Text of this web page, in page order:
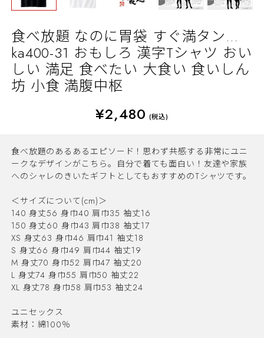
食べ放題 なのに胃袋 すぐ満タン…
ka400-31 おもしろ 漢字Tシャツ おい
しい 満足 食べたい 大食い 食いしん
坊 小食 満腹中枢
¥2,480 (税込)
食べ放題のあるあるエピソード！思わず共感する非常にユニ
ークなデザインがこちら。自分で着ても面白い！友達や家族
へのシャレのきいたギフトとしてもおすすめのTシャツです。
＜サイズについて(cm)＞
140 身丈56 身巾40 肩巾35 袖丈16
150 身丈60 身巾43 肩巾38 袖丈17
XS 身丈63 身巾46 肩巾41 袖丈18
S 身丈66 身巾49 肩巾44 袖丈19
M 身丈70 身巾52 肩巾47 袖丈20
L 身丈74 身巾55 肩巾50 袖丈22
XL 身丈78 身巾58 肩巾53 袖丈24
ユニセックス
素材：綿100％